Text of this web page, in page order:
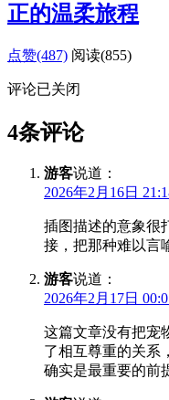
正的温柔旅程
点赞(487) 阅读(855)
评论已关闭
4条评论
游客说道：
2026年2月16日
插图描述的意象很
接，把那种难以言
游客说道：
2026年2月17日
这篇文章没有把宠
了相互尊重的关系
确实是最重要的前